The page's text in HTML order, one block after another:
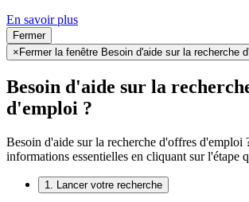
En savoir plus
Fermer
× Fermer la fenêtre Besoin d'aide sur la recherche
Besoin d'aide sur la
d'emploi ?
Besoin d'aide sur la recherche d'offres d'emploi
informations essentielles en cliquant sur l'étape
1. Lancer votre recherche